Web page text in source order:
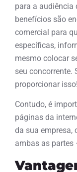
para a audiência
benefícios são
comercial para
específicas,
mesmo colocar
seu concorrente.
proporcionar isso!
Contudo, é
páginas da
da sua empresa,
ambas as